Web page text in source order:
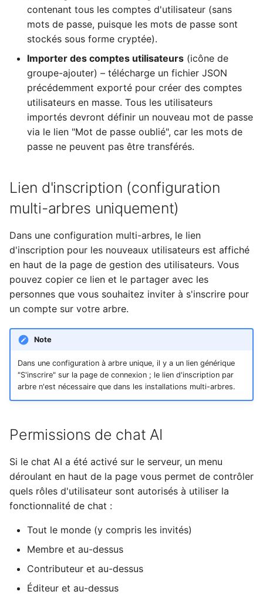
contenant tous les comptes d'utilisateur (sans
mots de passe, puisque les mots de passe sont
stockés sous forme cryptée).
Importer des comptes utilisateurs (icône de
groupe-ajouter) – télécharge un fichier JSON
précédemment exporté pour créer des comptes
utilisateurs en masse. Tous les utilisateurs
importés devront définir un nouveau mot de passe
via le lien "Mot de passe oublié", car les mots de
passe ne peuvent pas être transférés.
Lien d'inscription (configuration
multi-arbres uniquement)
Dans une configuration multi-arbres, le lien
d'inscription pour les nouveaux utilisateurs est affiché
en haut de la page de gestion des utilisateurs. Vous
pouvez copier ce lien et le partager avec les
personnes que vous souhaitez inviter à s'inscrire pour
un compte sur votre arbre.
Note
Dans une configuration à arbre unique, il y a un lien générique
"S'inscrire" sur la page de connexion ; le lien d'inscription par
arbre n'est nécessaire que dans les installations multi-arbres.
Permissions de chat AI
Si le chat AI a été activé sur le serveur, un menu
déroulant en haut de la page vous permet de contrôler
quels rôles d'utilisateur sont autorisés à utiliser la
fonctionnalité de chat :
Tout le monde (y compris les invités)
Membre et au-dessus
Contributeur et au-dessus
Éditeur et au-dessus